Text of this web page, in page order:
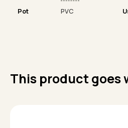
Pot
PVC
This product goes